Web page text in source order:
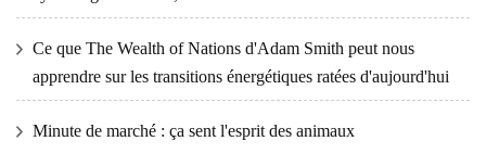
Ce que The Wealth of Nations d'Adam Smith peut nous
apprendre sur les transitions énergétiques ratées d'aujourd'hui
Minute de marché : ça sent l'esprit des animaux